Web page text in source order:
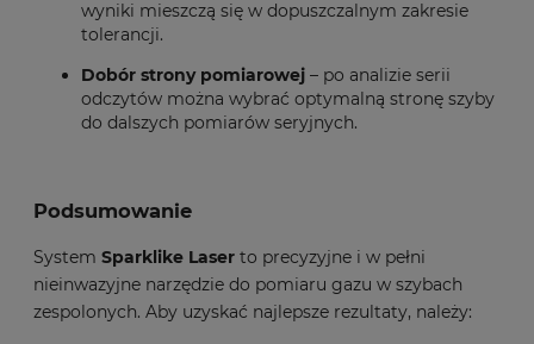
wyniki mieszczą się w dopuszczalnym zakresie
tolerancji.
Dobór strony pomiarowej – po analizie serii
odczytów można wybrać optymalną stronę szyby
do dalszych pomiarów seryjnych.
Podsumowanie
System Sparklike Laser to precyzyjne i w pełni
nieinwazyjne narzędzie do pomiaru gazu w szybach
zespolonych. Aby uzyskać najlepsze rezultaty, należy: